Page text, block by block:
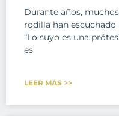
Durante años,
rodilla han
“Lo suyo es una
es
LEER MÁS >>